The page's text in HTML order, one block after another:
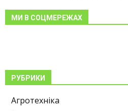
МИ В СОЦМЕРЕЖАХ
РУБРИКИ
Агротехніка